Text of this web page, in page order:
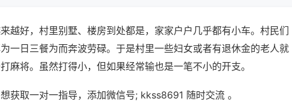
越好，村里别墅、楼房到处都是，家家户户几乎都有小车。村民们
一日三餐为而奔波劳碌。于是村里一些妇女或者有退休金的老人就
麻将。虽然打得小，但如果经常输也是一笔不小的开支。
获取一对一指导，添加微信号; kkss8691 随时交流 。